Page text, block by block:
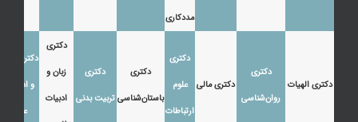
مددکاری
دکتری الهیات
دکتری
روان‌شناسی
دکتری مالی
دکتری
علوم
ارتباطات
دکتری
باستان‌شناسی
دکتری
تربیت بدنی
دکتری
زبان و
ادبیات
دکتری زبان
و ادبیات
عرب